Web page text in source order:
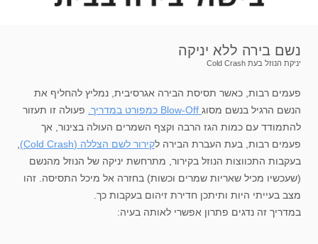
נשם בירה ללא יניקה
יניקת הנוזל בעת Cold Crash
פעמים רבות, כאשר תסיסת הבירה אגרסיבית, נמליץ להחליף את
הנשם הרגיל בנשם מסוג
פעולה זו תעזור
להתמודד עם כמות הגז הרבה וקצף השמרים העולה בצינור, אך
פעמים רבות, בעת העברת הבירה לקירור לשם הצללה (Cold Crash)
בעקבות התכווצות הנוזל בקירור, מתרחשת יניקה של הנוזל מהנשם
(שעכשיו מכיל שאריות שמרים וכשות) בחזרה אל מיכל התסיסה. זהו
מצב בעייתי היות ותיתכן חדירת זיהום בעקבות כך.
במדריך זה נדגים פתרון אפשרי לאותה בעיה: